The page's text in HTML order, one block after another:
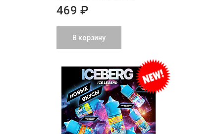
469 ₽
В корзину